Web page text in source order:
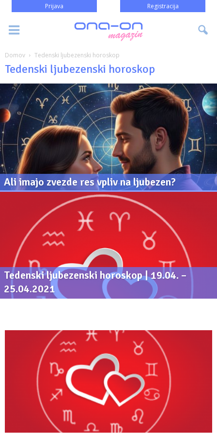
Prijava Registracija
Domov Tedenski ljubezenski horoskop
Tedenski ljubezenski horoskop
Ali imajo zvezde res vpliv na ljubezen?
Tedenski ljubezenski horoskop | 19.04. –
25.04.2021